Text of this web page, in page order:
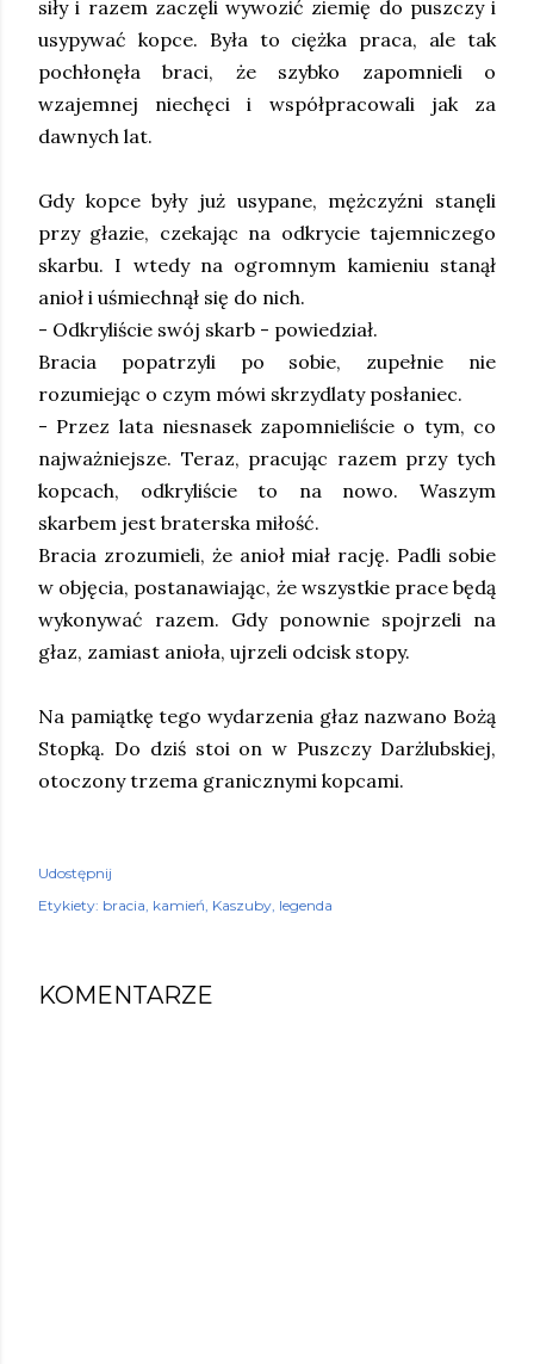
siły i razem zaczęli wywozić ziemię do puszczy i
usypywać kopce. Była to ciężka praca, ale tak
pochłonęła braci, że szybko zapomnieli o
wzajemnej niechęci i współpracowali jak za
dawnych lat.
Gdy kopce były już usypane, mężczyźni stanęli
przy głazie, czekając na odkrycie tajemniczego
skarbu. I wtedy na ogromnym kamieniu stanął
anioł i uśmiechnął się do nich.
- Odkryliście swój skarb - powiedział.
Bracia popatrzyli po sobie, zupełnie nie
rozumiejąc o czym mówi skrzydlaty posłaniec.
- Przez lata niesnasek zapomnieliście o tym, co
najważniejsze. Teraz, pracując razem przy tych
kopcach, odkryliście to na nowo. Waszym
skarbem jest braterska miłość.
Bracia zrozumieli, że anioł miał rację. Padli sobie
w objęcia, postanawiając, że wszystkie prace będą
wykonywać razem. Gdy ponownie spojrzeli na
głaz, zamiast anioła, ujrzeli odcisk stopy.
Na pamiątkę tego wydarzenia głaz nazwano Bożą
Stopką. Do dziś stoi on w Puszczy Darżlubskiej,
otoczony trzema granicznymi kopcami.
Udostępnij
Etykiety: bracia kamień Kaszuby legenda
KOMENTARZE